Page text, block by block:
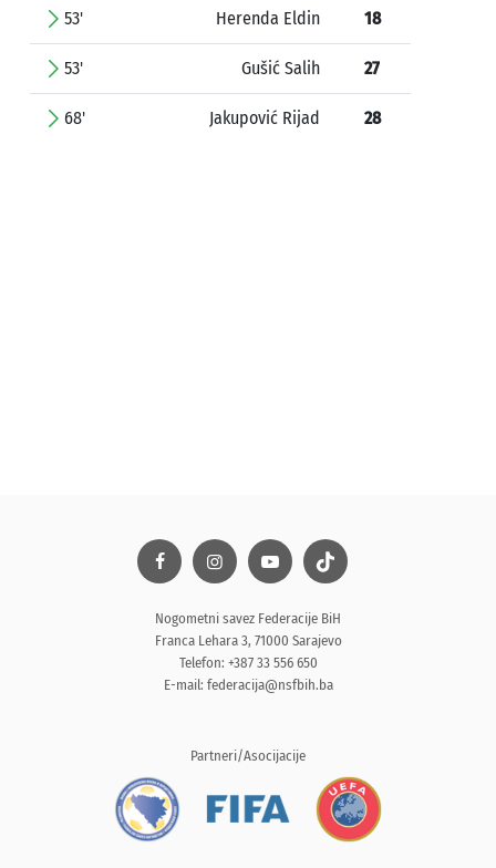
53' Herenda Eldin 18
53' Gušić Salih 27
68' Jakupović Rijad 28
Nogometni savez Federacije BiH
Franca Lehara 3, 71000 Sarajevo
Telefon: +387 33 556 650
E-mail: federacija@nsfbih.ba
Partneri/Asocijacije